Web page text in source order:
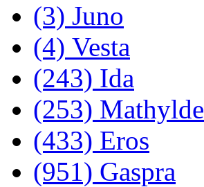
(3) Juno
(4) Vesta
(243) Ida
(253) Mathylde
(433) Eros
(951) Gaspra